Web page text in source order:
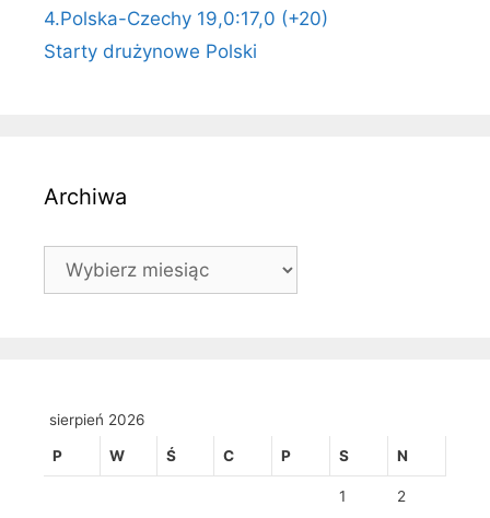
4.Polska-Czechy 19,0:17,0 (+20)
Starty drużynowe Polski
Archiwa
Archiwa
sierpień 2026
P W Ś C P S N
1 2